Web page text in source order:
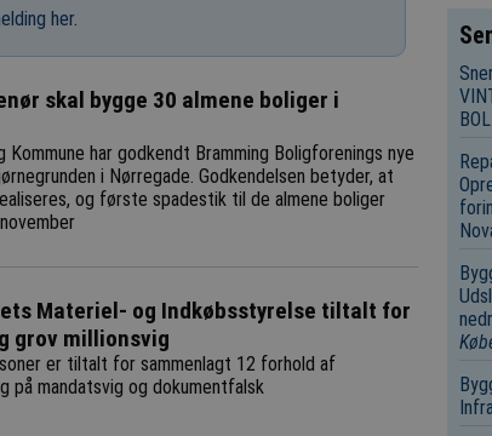
her.
skal bygge 30 almene boliger i
Kommune har godkendt Bramming Boligforenings nye
i Nørregade. Godkendelsen betyder, at
og første spadestik til de almene boliger
Materiel- og Indkøbsstyrelse tiltalt for
grov millionsvig
er tiltalt for sammenlagt 12 forhold af
på mandatsvig og dokumentfalsk